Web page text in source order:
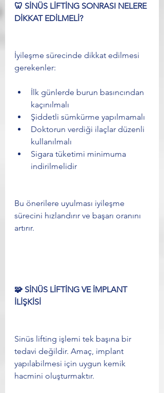
🦷 SİNÜS LİFTİNG SONRASI NELERE
DİKKAT EDİLMELİ?
İyileşme sürecinde dikkat edilmesi
gerekenler:
İlk günlerde burun basıncından
kaçınılmalı
Şiddetli sümkürme yapılmamalı
Doktorun verdiği ilaçlar düzenli
kullanılmalı
Sigara tüketimi minimuma
indirilmelidir
Bu önerilere uyulması iyileşme
sürecini hızlandırır ve başarı oranını
artırır.
🧩 SİNÜS LİFTİNG VE İMPLANT
İLİŞKİSİ
Sinüs lifting işlemi tek başına bir
tedavi değildir. Amaç, implant
yapılabilmesi için uygun kemik
hacmini oluşturmaktır.